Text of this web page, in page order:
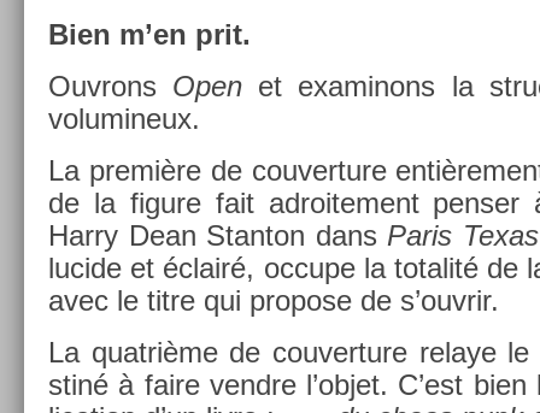
Bien m’en prit.
Ouv­rons Open et ex­aminons la
volumineux.
La première de co­uver­ture
de la figure fait ad­roite­ment
Harry Dean Stan­ton dans Paris Texas
lucide et éclairé, oc­cupe la totalité de
avec le titre qui pro­pose de s’ouv­rir.
La quat­rième de co­uver­ture re­laye
stiné à faire vendre l’objet. C’est